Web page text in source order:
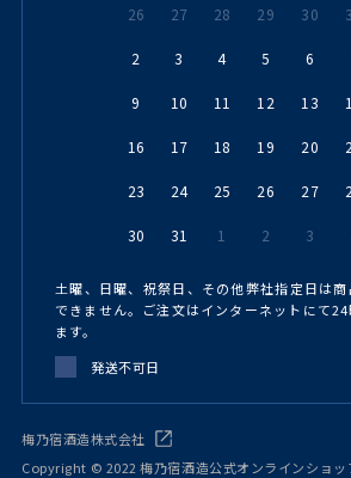
26 27 28 29 30
2 3 4 5 6
9 10 11 12 13
16 17 18 19 20
23 24 25 26 27
30 31 1 2 3
土曜、日曜、祝祭日、その他弊社指定日は
できません。ご注文はインターネットにて
ます。
発送不可日
梅乃宿酒造株式会社
Copyright © 2022 梅乃宿酒造公式オンラインショッ